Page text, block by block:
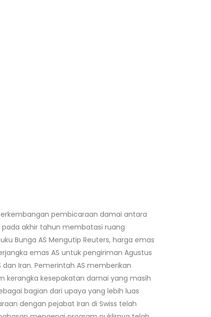
pembicaraan damai antara
pada akhir tahun membatasi ruang
Bunga AS Mengutip Reuters, harga emas
emas AS untuk pengiriman Agustus
Iran. Pemerintah AS memberikan
kerangka kesepakatan damai yang masih
bagian dari upaya yang lebih luas
dengan pejabat Iran di Swiss telah